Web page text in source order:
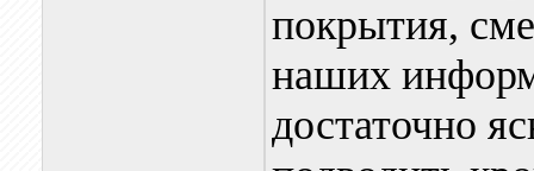
покрытия,
наших
достаточно